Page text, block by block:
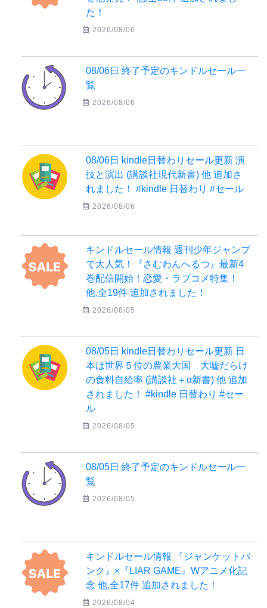
た！
2026/08/06
08/06日 終了予定のキンドルセール一
覧
2026/08/06
08/06日 kindle日替わりセール更新 演
技と演出 (講談社現代新書) 他 追加さ
れました！ #kindle 日替わり #セール
2026/08/06
キンドルセール情報 週刊少年ジャンプ
で大人気！『さむわんへるつ』最新4
巻配信開始！恋愛・ラブコメ特集！
他,全19件 追加されました！
2026/08/05
08/05日 kindle日替わりセール更新 日
本は世界５位の農業大国 大嘘だらけ
の食料自給率 (講談社＋α新書) 他 追加
されました！ #kindle 日替わり #セー
ル
2026/08/05
08/05日 終了予定のキンドルセール一
覧
2026/08/05
キンドルセール情報 『ジャンケットバ
ンク』×『LIAR GAME』Wアニメ化記
念 他,全17件 追加されました！
2026/08/04